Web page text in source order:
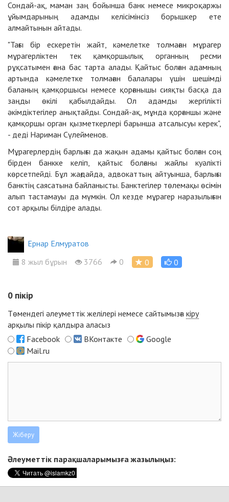
Сондай-ақ, маман заң бойынша банк немесе микроқаржы
ұйымдарының адамды келісімінсіз борышкер ете
алмайтынын айтады.
"Тағы бір ескеретін жайт, кәмелетке толмаған мұрагер
мұрагерліктен тек қамқоршылық органның ресми
рұқсатымен ғана бас тарта алады. Қайтыс болған адамның
артында кәмелетке толмаған балалары үшін шешімді
баланың қамқоршысы немесе қорғанышы сияқты басқа да
заңды өкілі қабылдайды. Ол адамды жергілікті
әкімдіктегілер анықтайды. Сондай-ақ, мұнда қорғаншы және
қамқоршы орган қызметкерлері барынша атсалысуы керек",
- деді Нариман Сүлейменов.
Мұрагерлердің барлығы да жақын адамы қайтыс болған соң
бірден банкке келіп, қайтыс болғаны жайлы куәлікті
көрсетпейді. Бұл жағдайда, адвокаттың айтуынша, барлығы
банктің саясатына байланысты. Банктегілер төлемақы өсімін
алып тастамауы да мүмкін. Ол кезде мұрагер наразылығын
сот арқылы білдіре алады.
Ернар Елмуратов
8 жыл бұрын
3766 0 0 0
0 пікір
Төмендегі әлеуметтік желілері немесе сайтымызға кіру
арқылы пікір қалдыра аласыз
Facebook
ВКонтакте
Google
Mail.ru
Әлеуметтік парақшаларымызға жазылыңыз: